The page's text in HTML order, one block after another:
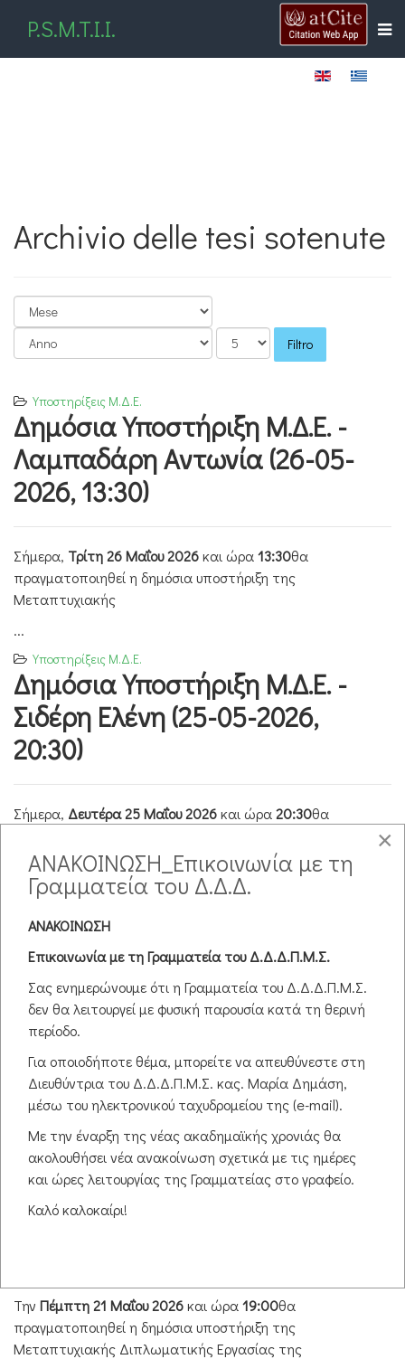
P.S.M.T.I.I.
Archivio delle tesi sotenute
Filtro
Υποστηρίξεις Μ.Δ.Ε.
Δημόσια Υποστήριξη Μ.Δ.Ε. -
Λαμπαδάρη Αντωνία (26-05-
2026, 13:30)
Σήμερα, Τρίτη 26 Μαΐου 2026και ώρα13:30θα
πραγματοποιηθεί η δημόσια υποστήριξη της
Μεταπτυχιακής
...
Υποστηρίξεις Μ.Δ.Ε.
Δημόσια Υποστήριξη Μ.Δ.Ε. -
Σιδέρη Ελένη (25-05-2026,
20:30)
Σήμερα, Δευτέρα 25 Μαΐου 2026και ώρα20:30θα
Μεταπτυχιακής Διπλωματικής Εργασίας της
Υποστηρίξεις Μ.Δ.Ε.
Αναβολή προγραμματισμένων
υποστηρίξεων
Αγαπητοί/-ές φοιτητές/-τριες του Δ.Δ.Δ.Π.Μ.Σ.,
Σας ενημερώνουμε ότι, για προσωπικούς λόγους της κας
Δημάση,
Υποστηρίξεις Μ.Δ.Ε.
Δημόσια Υποστήριξη Μ.Δ.Ε. -
ΜΕΣΙΑΚΑΡΗ ΕΥΑΓΓΕΛΙΑ (21-05-
Την Πέμπτη 21 Μαΐου 2026και ώρα19:00θα
πραγματοποιηθεί η δημόσια υποστήριξη της
Μεταπτυχιακής Διπλωματικής Εργασίας της
×
ΑΝΑΚΟΙΝΩΣΗ_Επικοινωνία με τη
Γραμματεία του Δ.Δ.Δ.
ΑΝΑΚΟΙΝΩΣΗ
Επικοινωνία με τη Γραμματεία του Δ.Δ.Δ.Π.Μ.Σ.
Σας ενημερώνουμε ότι η Γραμματεία του Δ.Δ.Δ.Π.Μ.Σ.
δεν θα λειτουργεί με φυσική παρουσία κατά τη θερινή
περίοδο.
Για οποιοδήποτε θέμα, μπορείτε να απευθύνεστε στη
Διευθύντρια του Δ.Δ.Δ.Π.Μ.Σ. κας. Μαρία Δημάση,
μέσω του ηλεκτρονικού ταχυδρομείου της (e-mail).
Με την έναρξη της νέας ακαδημαϊκής χρονιάς θα
ακολουθήσει νέα ανακοίνωση σχετικά με τις ημέρες
και ώρες λειτουργίας της Γραμματείας στο γραφείο.
Καλό καλοκαίρι!